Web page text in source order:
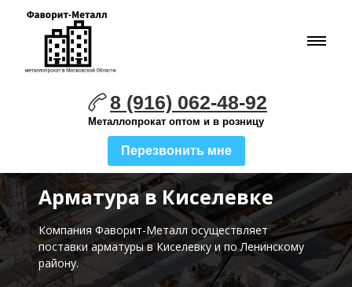
8 (916) 062-48-92
Металлопрокат оптом и в розницу
Перезвонить мне
Арматура в Киселевке
Компания Фаворит-Металл осуществляет
поставкиарматуры в Киселевку и по Ленинскому
району.